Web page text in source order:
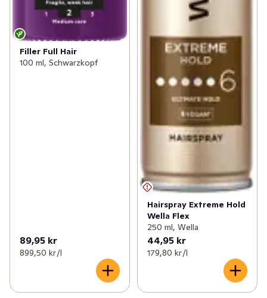
Filler Full Hair
100 ml, Schwarzkopf
89,95 kr
899,50 kr /l
Hairspray Extreme Hold
Wella Flex
250 ml, Wella
44,95 kr
179,80 kr /l